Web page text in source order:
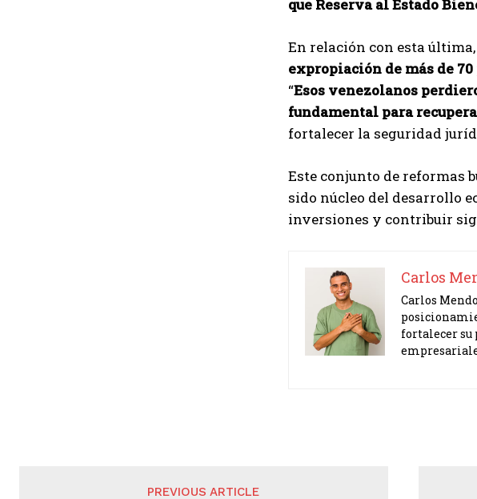
que Reserva al Estado
En relación con esta
expropiación de más de
“Esos venezolanos
fundamental para
fortalecer la seguridad
Este conjunto de reformas
sido núcleo del desarrollo
inversiones y contribuir
Carlos
Carlos
fortalecer su
PREVIOUS ARTICLE